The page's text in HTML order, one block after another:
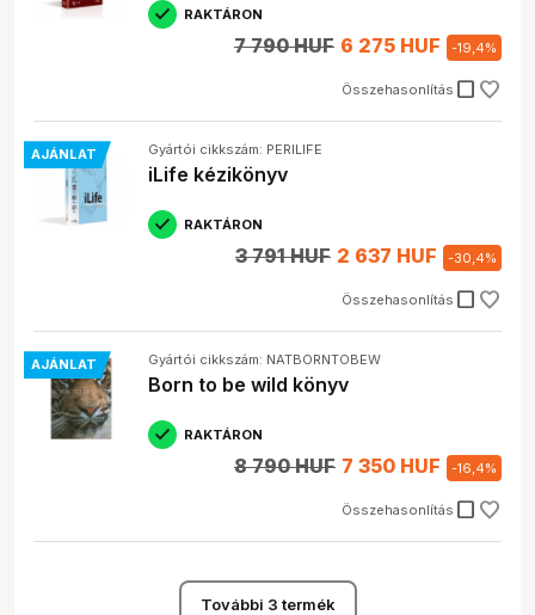
RAKTÁRON
Összehasonlítás check_box_outline_blank
7 790 HUF 6 275 HUF -19,4%
AJÁNLAT Gyártói cikkszám: PERILIFE
iLife kézikönyv
RAKTÁRON
Összehasonlítás check_box_outline_blank
3 791 HUF 2 637 HUF -30,4%
AJÁNLAT Gyártói cikkszám: NATBORNTOBEW
Born to be wild könyv
RAKTÁRON
Összehasonlítás check_box_outline_blank
8 790 HUF 7 350 HUF -16,4%
További 3 termék